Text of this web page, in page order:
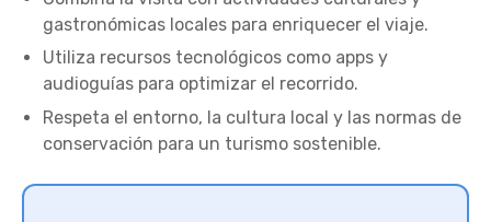
gastronómicas locales para enriquecer el viaje.
Utiliza recursos tecnológicos como apps y
audioguías para optimizar el recorrido.
Respeta el entorno, la cultura local y las normas de
conservación para un turismo sostenible.